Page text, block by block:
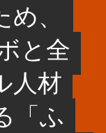
、
と全
人材
「ふ